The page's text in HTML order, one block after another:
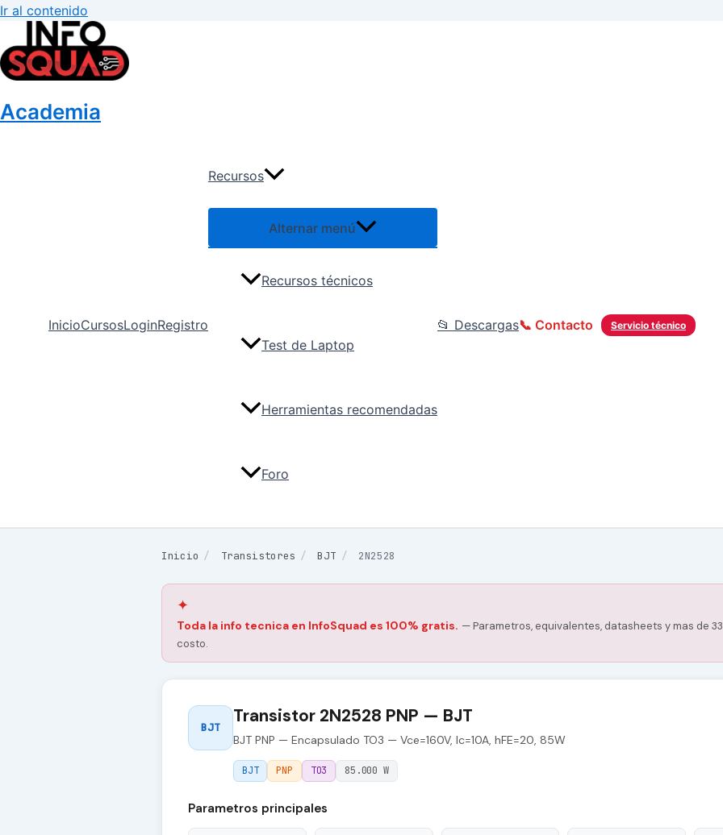
Ir al contenido
Academia
InicioCursosLoginRegistro
Recursos
Alternar menú
Recursos técnicos
Test de Laptop
Herramientas recomendadas
Foro
📂 Descargas Servicio técnico
📞 Contacto
Inicio / Transistores / BJT / 2N2528
✦
Toda la info tecnica en InfoSquad es 100% gratis. — Parametros, equivalentes, datasheets y mas de
costo.
BJT
Transistor 2N2528 PNP — BJT
BJT PNP — Encapsulado TO3 — Vce=160V, Ic=10A, hFE=20, 85W
BJT PNP TO3 85.000 W
Parametros principales